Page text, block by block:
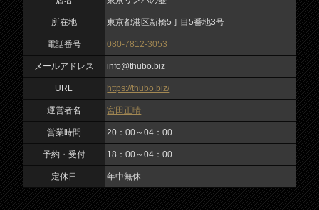
入力内容を確認しました
予約・受付
18：00～04：00
定休日
年中無休
所在地 東京都港区新橋5丁目5番地3号
電話番号 080-7812-3053
メールアドレス info@thubo.biz
URL https://thubo.biz/
運営者名 宮田正晴
営業時間 20：00～04：00
予約・受付 18：00～04：00
定休日 年中無休